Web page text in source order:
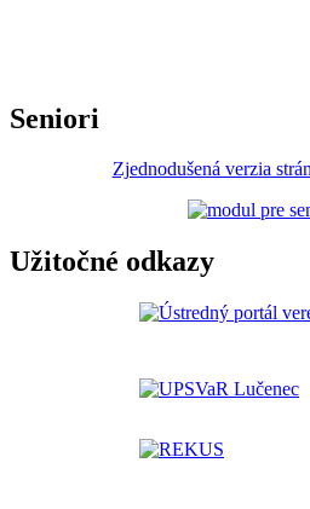
Seniori
Zjednodušená verzia
Užitočné odkazy